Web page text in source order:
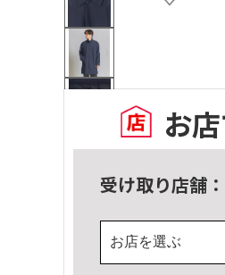
お
受け取り店舗：
お店を選ぶ